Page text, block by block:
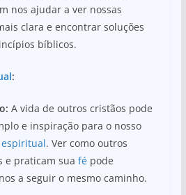
nos ajudar a ver nossas
clara e encontrar soluções
bíblicos.
:
A vida de outros cristãos pode
e inspiração para o nosso
. Ver como outros
e praticam sua fépode
a seguir o mesmo caminho.